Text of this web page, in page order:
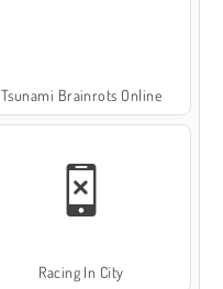
Tsunami Brainrots Online
Racing In City